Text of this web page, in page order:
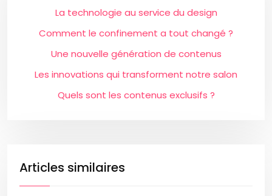
La technologie au service du design
Comment le confinement a tout changé ?
Une nouvelle génération de contenus
Les innovations qui transforment notre salon
Quels sont les contenus exclusifs ?
Articles similaires